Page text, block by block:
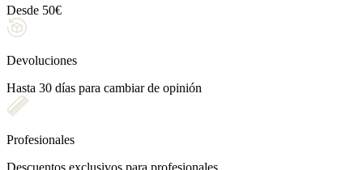
Desde 50€
Devoluciones
Hasta 30 días para cambiar de opinión
Profesionales
Descuentos exclusivos para profesionales